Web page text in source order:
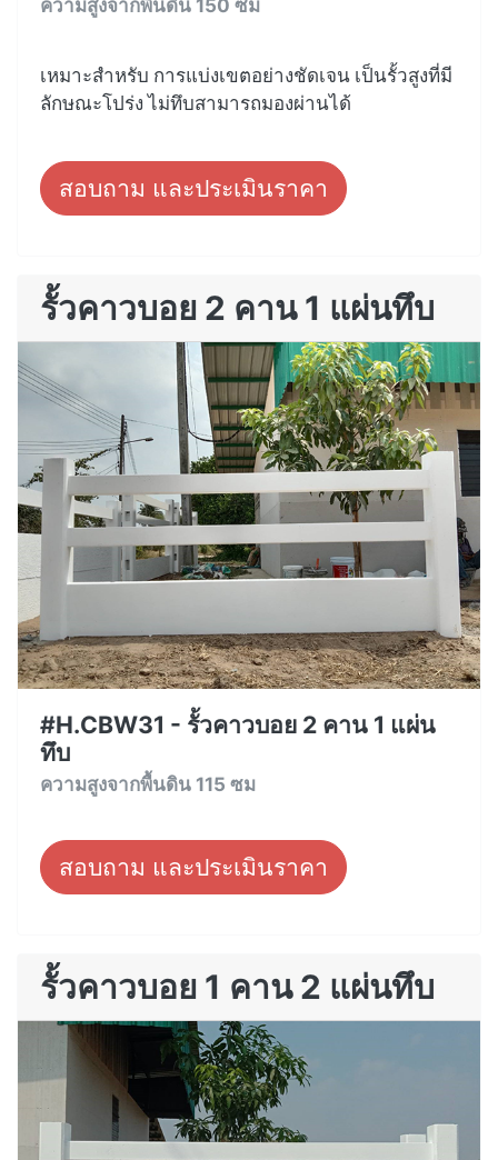
ความสูงจากพื้นดิน 150 ซม
เหมาะสำหรับ การแบ่งเขตอย่างชัดเจน เป็นรั้วสูงที่มี
ลักษณะโปร่ง ไม่ทึบสามารถมองผ่านได้
สอบถาม และประเมินราคา
รั้วคาวบอย 2 คาน 1 แผ่นทึบ
#H.CBW31 - รั้วคาวบอย 2 คาน 1 แผ่น
ทึบ
ความสูงจากพื้นดิน 115 ซม
สอบถาม และประเมินราคา
รั้วคาวบอย 1 คาน 2 แผ่นทึบ